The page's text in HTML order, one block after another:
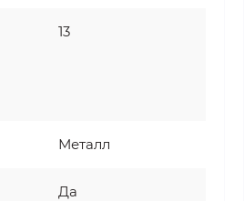
13
Металл
Да